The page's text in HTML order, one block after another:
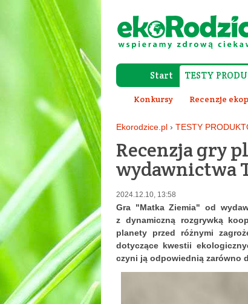
Start TESTY
Konkursy Recenzje
Ekorodzice.pl › TESTY
Recenzja gry
wydawnictwa
2024.12.10, 13:58
Gra "Matka Ziemia" od
z dynamiczną rozgrywką
planety przed różnymi
dotyczące kwestii
czyni ją odpowiednią zarówno